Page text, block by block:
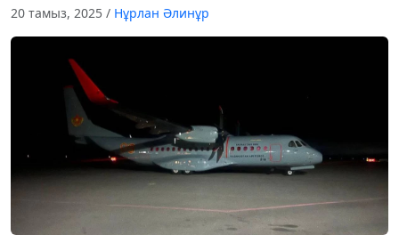
20 тамыз, 2025 / Нұрлан Әлинұр